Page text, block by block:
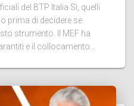
del BTP Italia Sì, quelli
prima di decidere se
strumento. Il MEF ha
e il collocamento...